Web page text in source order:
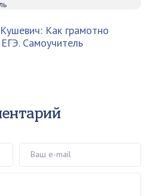
Как грамотно
Самоучитель